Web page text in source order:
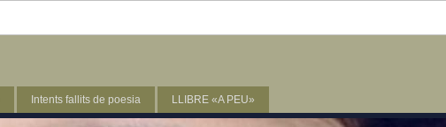
Intents fallits de poesia LLIBRE «A PEU»